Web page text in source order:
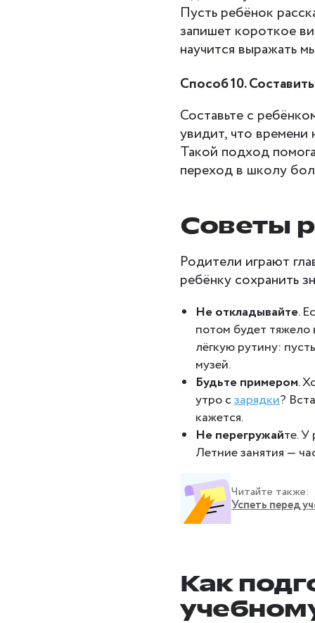
Пусть ребёнок
запишет короткое
научится выражать
Способ 10.
Составьте с
увидит, что времени
Такой подход
переход в школу
Советы
Родители играют
ребёнку сохранить
Не откладывайте.
потом будет тяжело
лёгкую рутину:
музей.
Будьте примером.
утро сзарядки?
кажется.
Не перегружайте. У
Летние занятия —
Читайте также:
Успеть перед
Как